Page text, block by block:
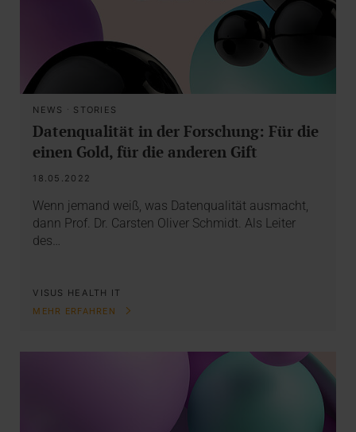
NEWS · STORIES
Datenqualität in der Forschung: Für die
einen Gold, für die anderen Gift
18.05.2022
Wenn jemand weiß, was Datenqualität ausmacht,
dann Prof. Dr. Carsten Oliver Schmidt. Als Leiter
des…
VISUS HEALTH IT
MEHR ERFAHREN